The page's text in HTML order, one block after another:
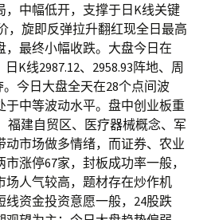
，中幅低开，支撑于日K线关键
，旋即反弹拉升翻红现全日最高
，最终小幅收跌。大盘今日在
K线2987.12、2958.93阵地、周
。今日大盘全天在28个点间波
于中等波动水平。盘中创业板重
福建自贸区、医疗器械概念、军
动市场做多情绪，而证券、农业
涨停67家，封板成功率一般，
场人气较高，题材存在炒作机
线资金投资意愿一般，24股跌